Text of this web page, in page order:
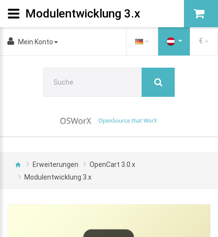
Mein Konto €
Erweiterungen
OpenCart 3.0.x
Modulentwicklung 3.x
Modulentwicklung 3.x